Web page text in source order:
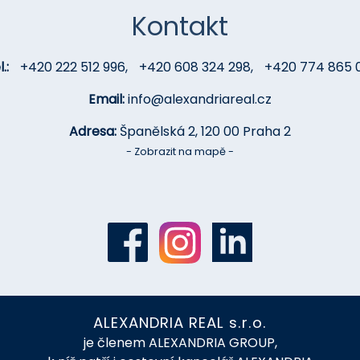
Kontakt
+420 222 512 996, +420 608 324 298,
+420 774 865
Email:info@alexandriareal.cz
Adresa: Španělská 2, 120 00 Praha 2
- Zobrazit na mapě -
ALEXANDRIA REAL s.r.o.
je členem ALEXANDRIA GROUP,